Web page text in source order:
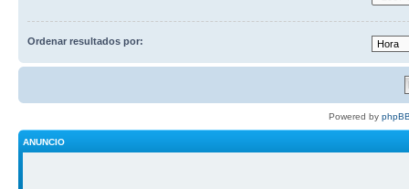
Ordenar resultados por:
Powered by
ANUNCIO